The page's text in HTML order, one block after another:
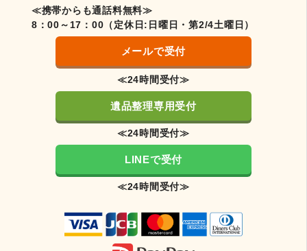
≪携帯からも通話料無料≫
8：00～17：00（定休日:日曜日・第2/4土曜日）
メールで受付
≪24時間受付≫
遺品整理専用受付
≪24時間受付≫
LINEで受付
≪24時間受付≫